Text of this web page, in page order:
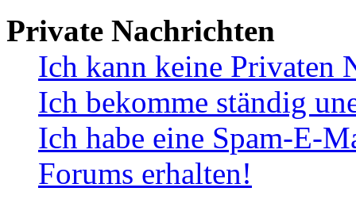
Private Nachrichten
Ich kann keine Privaten
Ich bekomme ständig
Ich habe eine Spam-E-
Forums erhalten!